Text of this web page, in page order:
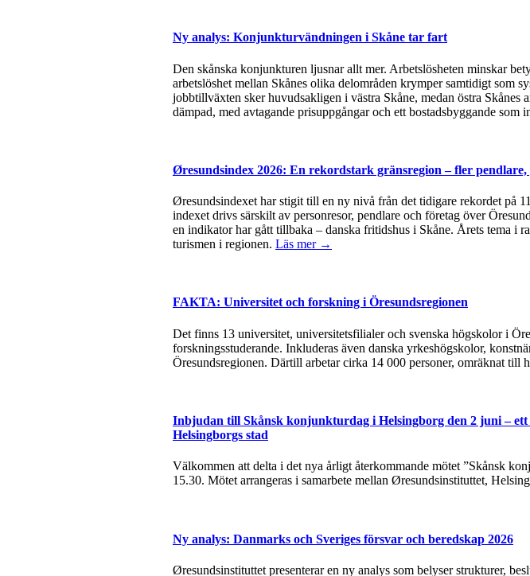
Ny analys: Konjunkturvändningen i Skåne tar fart
Den skånska konjunkturen ljusnar allt mer. Arbetslösheten minskar
arbetslöshet mellan Skånes olika delområden krymper samtidigt som
jobbtillväxten sker huvudsakligen i västra Skåne, medan östra
dämpad, med avtagande prisuppgångar och ett bostadsbyggande
Øresundsindex 2026: En rekordstark gränsregion – fler
Øresundsindexet har stigit till en ny nivå från det tidigare rekordet på
indexet drivs särskilt av personresor, pendlare och företag över
en indikator har gått tillbaka – danska fritidshus i Skåne. Årets tema i
turismen i regionen. Läs mer →
FAKTA: Universitet och forskning i Öresundsregionen
Det finns 13 universitet, universitetsfilialer och svenska högskolor i
forskningsstuderande. Inkluderas även danska yrkeshögskolor,
Öresundsregionen. Därtill arbetar cirka 14 000 personer, omräknat
Inbjudan till Skånsk konjunkturdag i Helsingborg den 2 juni –
Helsingborgs stad
Välkommen att delta i det nya årligt återkommande mötet ”Skånsk
15.30. Mötet arrangeras i samarbete mellan Øresundsinstituttet,
Ny analys: Danmarks och Sveriges försvar och beredskap 2026
Øresundsinstituttet presenterar en ny analys som belyser strukturer,